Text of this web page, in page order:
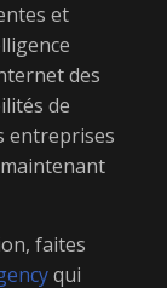
et
des
de
entreprises
faites
qui